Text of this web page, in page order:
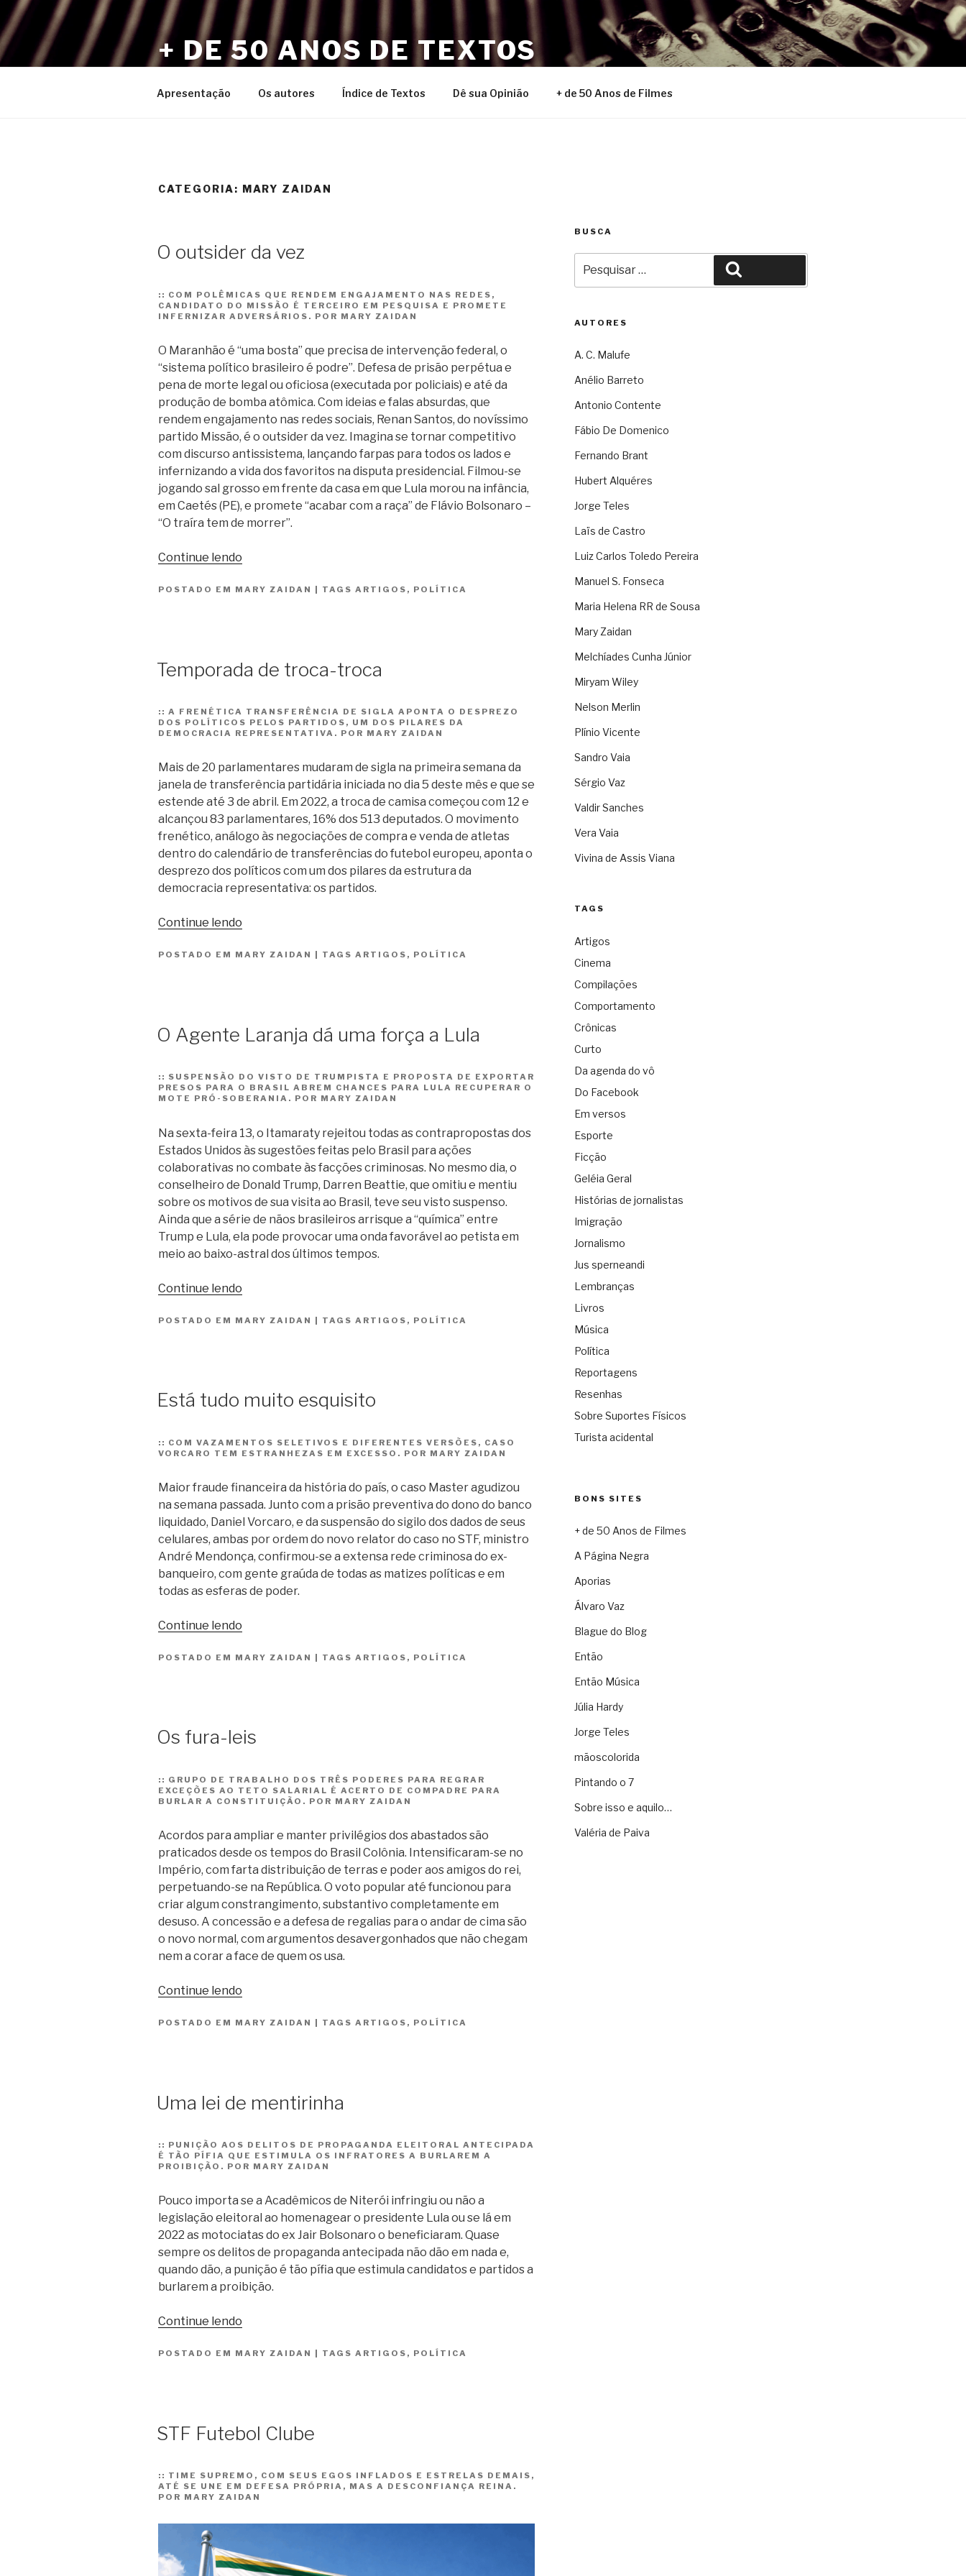
Pular
para
o
conteúdo
+ DE 50 ANOS DE TEXTOS
Apresentação Os autores Índice de Textos Dê sua Opinião + de 50 Anos de Filmes
CATEGORIA: MARY ZAIDAN
O outsider da vez
:: COM POLÊMICAS QUE RENDEM ENGAJAMENTO NAS REDES,
CANDIDATO DO MISSÃO É TERCEIRO EM PESQUISA E PROMETE
INFERNIZAR ADVERSÁRIOS. POR MARY ZAIDAN
O Maranhão é “uma bosta” que precisa de intervenção federal, o
“sistema político brasileiro é podre”. Defesa de prisão perpétua e
pena de morte legal ou oficiosa (executada por policiais) e até da
produção de bomba atômica. Com ideias e falas absurdas, que
rendem engajamento nas redes sociais, Renan Santos, do novíssimo
partido Missão, é o outsider da vez. Imagina se tornar competitivo
com discurso antissistema, lançando farpas para todos os lados e
infernizando a vida dos favoritos na disputa presidencial. Filmou-se
jogando sal grosso em frente da casa em que Lula morou na infância,
em Caetés (PE), e promete “acabar com a raça” de Flávio Bolsonaro –
“O traíra tem de morrer”.
Continue lendo
da
POSTADO EM MARY ZAIDAN TAGS ARTIGOS , POLÍTICA
Temporada de troca-troca
:: A FRENÉTICA TRANSFERÊNCIA DE SIGLA APONTA O DESPREZO
DOS POLÍTICOS PELOS PARTIDOS, UM DOS PILARES DA
DEMOCRACIA REPRESENTATIVA. POR MARY ZAIDAN
Mais de 20 parlamentares mudaram de sigla na primeira semana da
janela de transferência partidária iniciada no dia 5 deste mês e que se
estende até 3 de abril. Em 2022, a troca de camisa começou com 12 e
alcançou 83 parlamentares, 16% dos 513 deputados. O movimento
frenético, análogo às negociações de compra e venda de atletas
dentro do calendário de transferências do futebol europeu, aponta o
desprezo dos políticos com um dos pilares da estrutura da
democracia representativa: os partidos.
Continue lendo
troca-
POSTADO EM MARY ZAIDAN TAGS ARTIGOS , POLÍTICA
O Agente Laranja dá uma força a Lula
:: SUSPENSÃO DO VISTO DE TRUMPISTA E PROPOSTA DE EXPORTAR
PRESOS PARA O BRASIL ABREM CHANCES PARA LULA RECUPERAR O
MOTE PRÓ-SOBERANIA. POR MARY ZAIDAN
Na sexta-feira 13, o Itamaraty rejeitou todas as contrapropostas dos
Estados Unidos às sugestões feitas pelo Brasil para ações
colaborativas no combate às facções criminosas. No mesmo dia, o
conselheiro de Donald Trump, Darren Beattie, que omitiu e mentiu
sobre os motivos de sua visita ao Brasil, teve seu visto suspenso.
Ainda que a série de nãos brasileiros arrisque a “química” entre
Trump e Lula, ela pode provocar uma onda favorável ao petista em
meio ao baixo-astral dos últimos tempos.
Continue lendo
Laranja
Lula”
POSTADO EM MARY ZAIDAN | TAGS ARTIGOS , POLÍTICA
Está tudo muito esquisito
:: COM VAZAMENTOS SELETIVOS E DIFERENTES VERSÕES, CASO
VORCARO TEM ESTRANHEZAS EM EXCESSO. POR MARY ZAIDAN
Maior fraude financeira da história do país, o caso Master agudizou
na semana passada. Junto com a prisão preventiva do dono do banco
liquidado, Daniel Vorcaro, e da suspensão do sigilo dos dados de seus
celulares, ambas por ordem do novo relator do caso no STF, ministro
André Mendonça, confirmou-se a extensa rede criminosa do ex-
banqueiro, com gente graúda de todas as matizes políticas e em
todas as esferas de poder.
Continue lendo
muito
POSTADO EM MARY ZAIDAN | TAGS ARTIGOS , POLÍTICA
Os fura-leis
:: GRUPO DE TRABALHO DOS TRÊS PODERES PARA REGRAR
EXCEÇÕES AO TETO SALARIAL É ACERTO DE COMPADRE PARA
BURLAR A CONSTITUIÇÃO. POR MARY ZAIDAN
Acordos para ampliar e manter privilégios dos abastados são
praticados desde os tempos do Brasil Colônia. Intensificaram-se no
Império, com farta distribuição de terras e poder aos amigos do rei,
perpetuando-se na República. O voto popular até funcionou para
criar algum constrangimento, substantivo completamente em
desuso. A concessão e a defesa de regalias para o andar de cima são
o novo normal, com argumentos desavergonhados que não chegam
nem a corar a face de quem os usa.
Continue lendo
leis”
POSTADO EM MARY ZAIDAN TAGS ARTIGOS , POLÍTICA
Uma lei de mentirinha
:: PUNIÇÃO AOS DELITOS DE PROPAGANDA ELEITORAL ANTECIPADA
É TÃO PÍFIA QUE ESTIMULA OS INFRATORES A BURLAREM A
PROIBIÇÃO. POR MARY ZAIDAN
Pouco importa se a Acadêmicos de Niterói infringiu ou não a
legislação eleitoral ao homenagear o presidente Lula ou se lá em
2022 as motociatas do ex Jair Bolsonaro o beneficiaram. Quase
sempre os delitos de propaganda antecipada não dão em nada e,
quando dão, a punição é tão pífia que estimula candidatos e partidos a
burlarem a proibição.
Continue lendo
de
POSTADO EM MARY ZAIDAN TAGS ARTIGOS , POLÍTICA
STF Futebol Clube
:: TIME SUPREMO, COM SEUS EGOS INFLADOS E ESTRELAS DEMAIS,
ATÉ SE UNE EM DEFESA PRÓPRIA, MAS A DESCONFIANÇA REINA.
POR MARY ZAIDAN
BUSCA
por:
AUTORES
A. C. Malufe
Anélio Barreto
Antonio Contente
Fábio De Domenico
Fernando Brant
Hubert Alquéres
Jorge Teles
Laïs de Castro
Luiz Carlos Toledo Pereira
Manuel S. Fonseca
Maria Helena RR de Sousa
Mary Zaidan
Melchíades Cunha Júnior
Miryam Wiley
Nelson Merlin
Plínio Vicente
Sandro Vaia
Sérgio Vaz
Valdir Sanches
Vera Vaia
Vivina de Assis Viana
TAGS
Artigos
Cinema
Compilações
Comportamento
Crônicas
Curto
Da agenda do vô
Do Facebook
Em versos
Esporte
Ficção
Geléia Geral
Histórias de jornalistas
Imigração
Jornalismo
Jus sperneandi
Lembranças
Livros
Música
Política
Reportagens
Resenhas
Sobre Suportes Físicos
Turista acidental
BONS SITES
+ de 50 Anos de Filmes
A Página Negra
Aporias
Álvaro Vaz
Blague do Blog
Então
Então Música
Júlia Hardy
Jorge Teles
mãoscolorida
Pintando o 7
Sobre isso e aquilo…
Valéria de Paiva